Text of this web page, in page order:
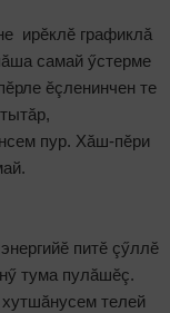
ирӗклӗ графиклă
самай ӳстерме
ӗçленинчен те
пур. Хăш-пӗри
питӗ çӳллӗ
тума пулăшӗç.
телей